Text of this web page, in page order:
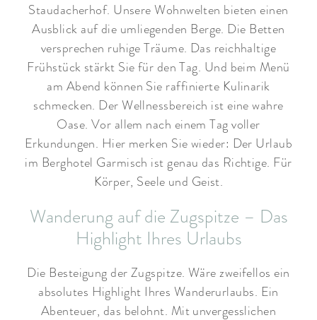
Staudacherhof. Unsere Wohnwelten bieten einen
Ausblick auf die umliegenden Berge. Die Betten
versprechen ruhige Träume. Das reichhaltige
Frühstück stärkt Sie für den Tag. Und beim Menü
am Abend können Sie raffinierte Kulinarik
schmecken. Der Wellnessbereich ist eine wahre
Oase. Vor allem nach einem Tag voller
Erkundungen. Hier merken Sie wieder: Der Urlaub
im Berghotel Garmisch ist genau das Richtige. Für
Körper, Seele und Geist.
Wanderung auf die Zugspitze – Das
Highlight Ihres Urlaubs
Die Besteigung der Zugspitze. Wäre zweifellos ein
absolutes Highlight Ihres Wanderurlaubs. Ein
Abenteuer, das belohnt. Mit unvergesslichen